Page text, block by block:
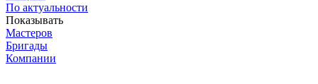
По актуальности
Показывать
Мастеров
Бригады
Компании